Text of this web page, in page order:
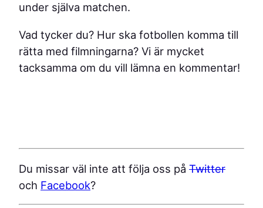
under själva matchen.
Vad tycker du? Hur ska fotbollen komma till
rätta med filmningarna? Vi är mycket
tacksamma om du vill lämna en kommentar!
Du missar väl inte att följa oss på Twitter
och Facebook?